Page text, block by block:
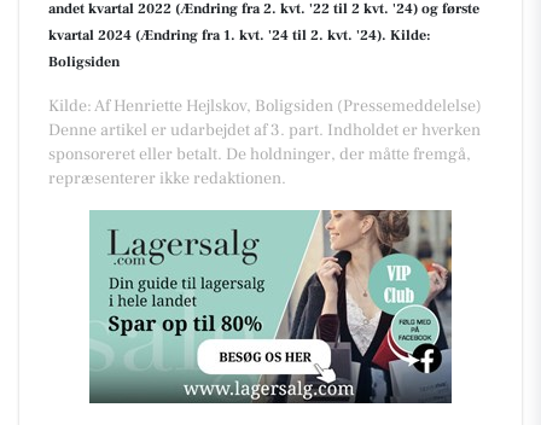
andet kvartal 2022 (Ændring fra 2. kvt. '22 til 2 kvt. '24) og første
kvartal 2024 (Ændring fra 1. kvt. '24 til 2. kvt. '24). Kilde:
Boligsiden
Kilde: Af Henriette Hejlskov, Boligsiden (Pressemeddelelse)
Denne artikel er udarbejdet af 3. part. Indholdet er hverken
sponsoreret eller betalt. De holdninger, der måtte fremgå,
repræsenterer ikke redaktionen.